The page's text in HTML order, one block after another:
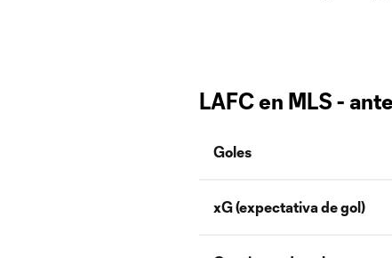
LAFC en MLS -
Goles
xG (expectativa de gol)